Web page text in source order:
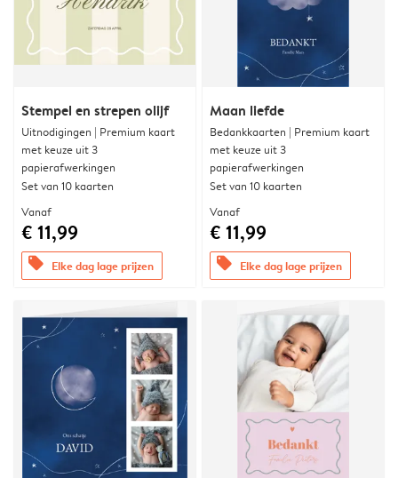
Stempel en strepen olijf
Uitnodigingen | Premium kaart
met keuze uit 3
papierafwerkingen
Set van 10 kaarten
Vanaf
€ 11,99
offers Elke dag lage prijzen
Maan liefde
Bedankkaarten | Premium kaart
met keuze uit 3
papierafwerkingen
Set van 10 kaarten
Vanaf
€ 11,99
offers Elke dag lage prijzen